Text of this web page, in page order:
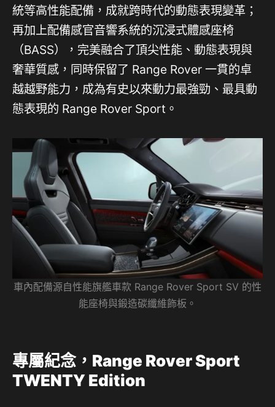
統等高性能配備，成就跨時代的動態表現變革；
再加上配備感官音響系統的沉浸式體感座椅
（BASS），完美融合了頂尖性能、動態表現與
奢華質感，同時保留了 Range Rover 一貫的卓
越越野能力，成為有史以來動力最強勁、最具動
態表現的 Range Rover Sport。
車內配備源自性能旗艦車款 Range Rover Sport SV 的性
能座椅與鍛造碳纖維飾板。
專屬紀念， Range Rover Sport
TWENTY Edition